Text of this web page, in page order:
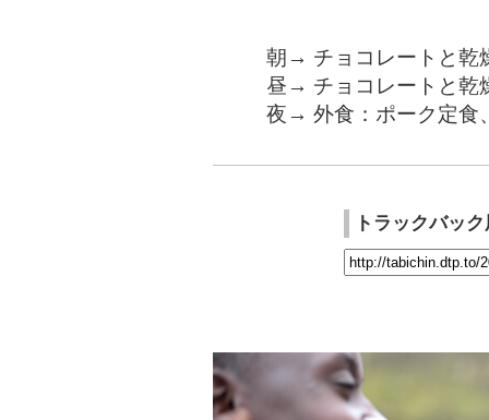
朝→ チョコレートと乾
昼→ チョコレートと乾
夜→ 外食：ポーク定食
トラックバッ